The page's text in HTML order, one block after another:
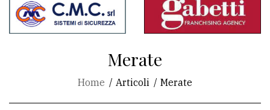
del
sito
Merate
Home Articoli Merate